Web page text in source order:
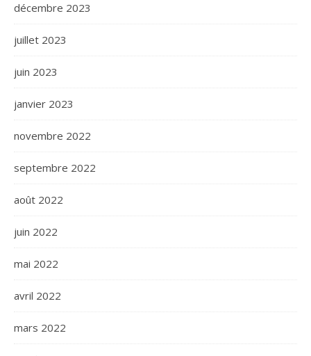
décembre 2023
juillet 2023
juin 2023
janvier 2023
novembre 2022
septembre 2022
août 2022
juin 2022
mai 2022
avril 2022
mars 2022